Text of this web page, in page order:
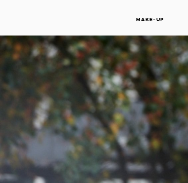
MAKE-UP